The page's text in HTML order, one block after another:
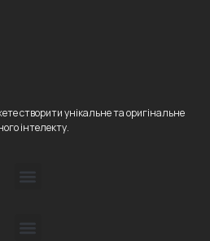
створити унікальне та оригінальне
інтелекту.